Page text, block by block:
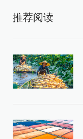
推荐阅读